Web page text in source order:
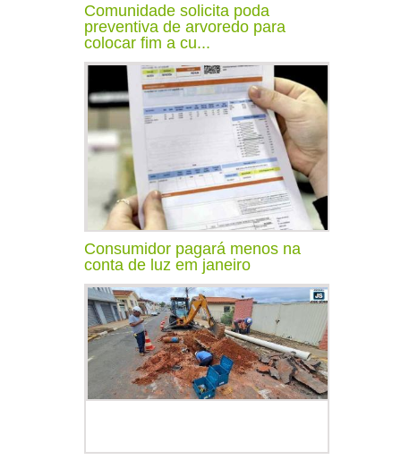
Comunidade solicita poda
preventiva de arvoredo para
colocar fim a cu...
Consumidor pagará menos na
conta de luz em janeiro